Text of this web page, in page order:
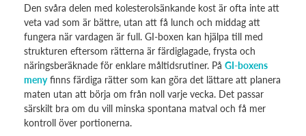
Den svåra delen med kolesterolsänkande kost är ofta inte att
veta vad som är bättre, utan att få lunch och middag att
fungera när vardagen är full. GI-boxen kan hjälpa till med
strukturen eftersom rätterna är färdiglagade, frysta och
näringsberäknade för enklare måltidsrutiner. På GI-boxens
menyfinns färdiga rätter som kan göra det lättare att planera
maten utan att börja om från noll varje vecka. Det passar
särskilt bra om du vill minska spontana matval och få mer
kontroll över portionerna.